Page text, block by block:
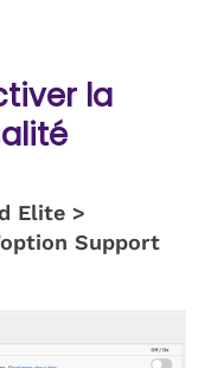
la
Elite >
Support